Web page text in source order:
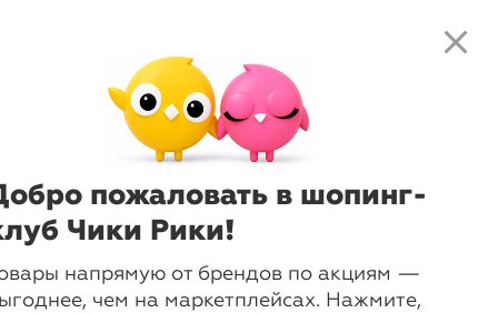
close
пожаловать в шопинг-
Чики Рики!
напрямую от брендов по акциям —
чем на маркетплейсах. Нажмите,
Нажмите, чтобы получить
доступ к клубным предложениям и
размера